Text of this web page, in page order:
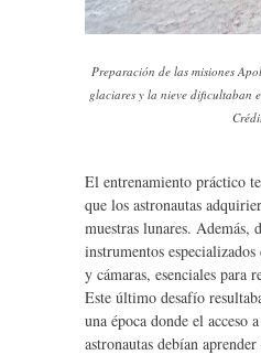
Preparación de las misiones
glaciares y la nieve dificultaban
El entrenamiento práctico
que los astronautas
muestras lunares. Además,
instrumentos
y cámaras, esenciales para
Este último desafío
una época donde el acceso
astronautas debían